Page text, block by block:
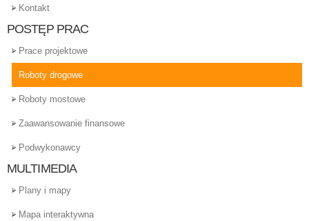
Kontakt
POSTĘP PRAC
Prace projektowe
Roboty drogowe
Roboty mostowe
Zaawansowanie finansowe
Podwykonawcy
MULTIMEDIA
Plany i mapy
Mapa interaktywna